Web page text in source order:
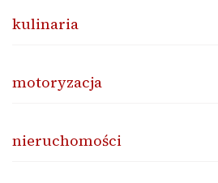
kulinaria
motoryzacja
nieruchomości